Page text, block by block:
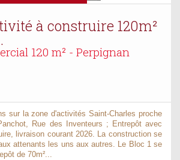
à construire 120m²
120 m² - Perpignan
sur la zone d'activités Saint-Charles proche
Rue des Inventeurs ; Entrepôt avec
livraison courant 2026. La construction se
attenants les uns aux autres. Le Bloc 1 se
de 70m²...